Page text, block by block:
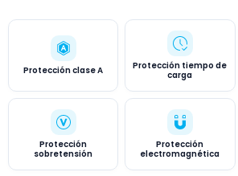
Protección clase A
Protección tiempo de
carga
Protección
sobretensión
Protección
electromagnética